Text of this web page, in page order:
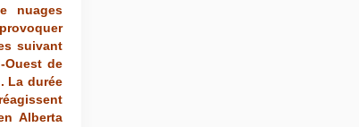
nuages
suivant
Ouest de
La durée
Alberta